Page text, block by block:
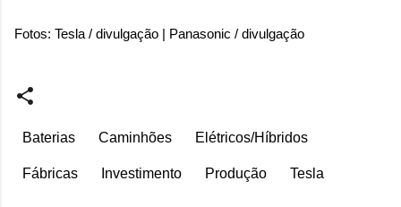
Fotos: Tesla / divulgação | Panasonic / divulgação
Baterias Caminhões Elétricos/Híbridos
Fábricas Investimento Produção Tesla